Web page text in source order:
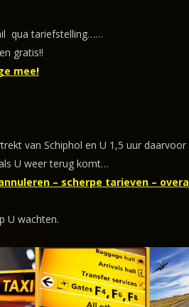
qua tariefstelling……
gratis!!
mee!
van Schiphol en U 1,5 uur daarvoor
U weer terug komt…
– scherpe tarieven –
U wachten.